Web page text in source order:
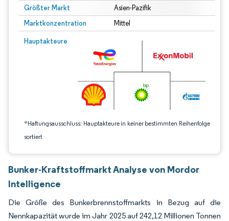
Größter Markt Asien-Pazifik
Marktkonzentration Mittel
Hauptakteure
*Haftungsausschluss: Hauptakteure in keiner bestimmten Reihenfolge
sortiert
Bild © Mordor Intelligence. Wiederverwendung erfordert Namensnennung
Bunker-Kraftstoffmarkt Analyse von Mordor
Intelligence
Die Größe des Bunkerbrennstoffmarkts in Bezug auf die
Nennkapazität wurde im Jahr 2025 auf 242,12 Millionen Tonnen